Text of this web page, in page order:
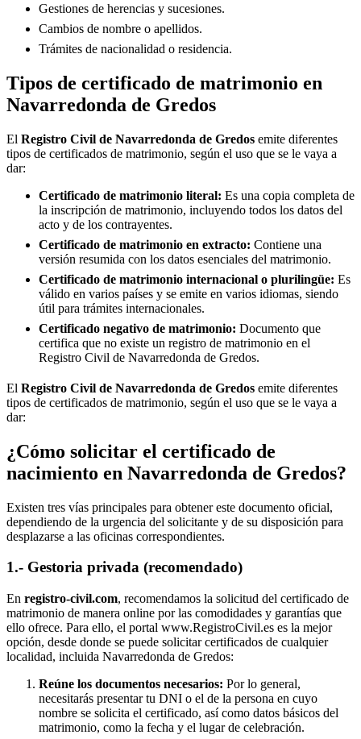
Gestiones de herencias y sucesiones.
Cambios de nombre o apellidos.
Trámites de nacionalidad o residencia.
Tipos de certificado de matrimonio en
Navarredonda de Gredos
El Registro Civil de Navarredonda de Gredos emite diferentes
tipos de certificados de matrimonio, según el uso que se le vaya a
dar:
Certificado de matrimonio literal: Es una copia completa de
la inscripción de matrimonio, incluyendo todos los datos del
acto y de los contrayentes.
Certificado de matrimonio en extracto: Contiene una
versión resumida con los datos esenciales del matrimonio.
Certificado de matrimonio internacional o plurilingüe: Es
válido en varios países y se emite en varios idiomas, siendo
útil para trámites internacionales.
Certificado negativo de matrimonio: Documento que
certifica que no existe un registro de matrimonio en el
Registro Civil de Navarredonda de Gredos.
El Registro Civil de Navarredonda de Gredos emite diferentes
tipos de certificados de matrimonio, según el uso que se le vaya a
dar:
¿Cómo solicitar el certificado de
nacimiento en Navarredonda de Gredos?
Existen tres vías principales para obtener este documento oficial,
dependiendo de la urgencia del solicitante y de su disposición para
desplazarse a las oficinas correspondientes.
1.- Gestoria privada (recomendado)
En registro-civil.com, recomendamos la solicitud del certificado de
matrimonio de manera online por las comodidades y garantías que
ello ofrece. Para ello, el portal www.RegistroCivil.es es la mejor
opción, desde donde se puede solicitar certificados de cualquier
localidad, incluida Navarredonda de Gredos:
Reúne los documentos necesarios: Por lo general,
necesitarás presentar tu DNI o el de la persona en cuyo
nombre se solicita el certificado, así como datos básicos del
matrimonio, como la fecha y el lugar de celebración.